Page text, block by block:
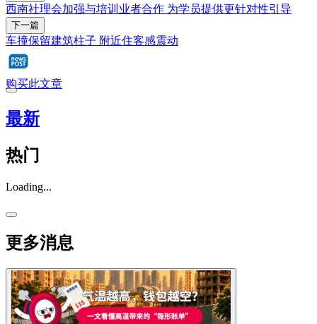
西南社理会加强与培训业者合作 为学员提供更针对性引导
下一篇
车撞保留建筑柱子 附近住客感震动
购买此文章
最新
热门
Loading...
更多消息